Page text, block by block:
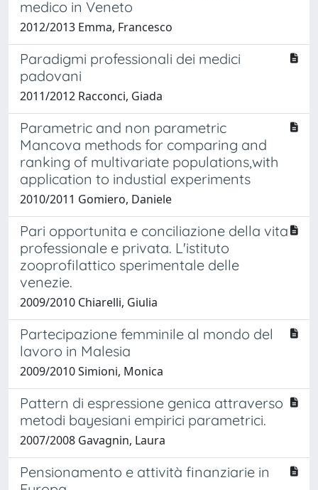
medico in Veneto
2012/2013 Emma, Francesco
Paradigmi professionali dei medici
padovani
2011/2012 Racconci, Giada
Parametric and non parametric
Mancova methods for comparing and
ranking of multivariate populations,with
application to industial experiments
2010/2011 Gomiero, Daniele
Pari opportunita e conciliazione della vita
professionale e privata. L'istituto
zooprofilattico sperimentale delle
venezie.
2009/2010 Chiarelli, Giulia
Partecipazione femminile al mondo del
lavoro in Malesia
2009/2010 Simioni, Monica
Pattern di espressione genica attraverso
metodi bayesiani empirici parametrici.
2007/2008 Gavagnin, Laura
Pensionamento e attività finanziarie in